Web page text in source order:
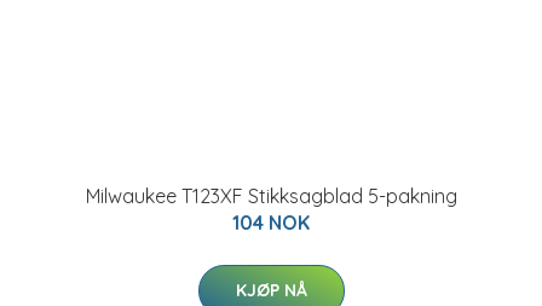
Milwaukee T123XF Stikksagblad 5-pakning
104 NOK
KJØP NÅ